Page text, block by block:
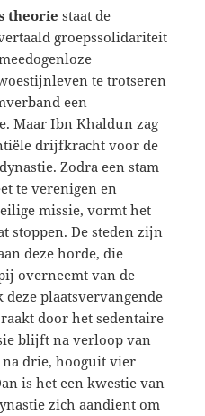
theorie staat de
groepssolidariteit
te trotseren
een
Maar Ibn Khaldun zag
drijfkracht voor de
Zodra een stam
te verenigen en
missie, vormt het
stoppen. De steden zijn
deze horde, die
overneemt van de
plaatsvervangende
door het sedentaire
blijft na verloop van
drie, hooguit vier
is het een kwestie van
zich aandient om